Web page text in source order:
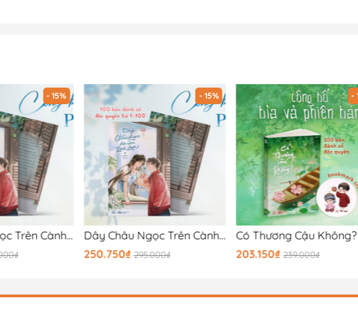
- 15%
Dây Châu Ngọc Trên Cành Linh Lan
- 15%
Dây Châu Ngọc Trên Cành Linh Lan - Bản Đặc Biệt
250.750₫ 295.000₫
-
Có Thương Cậu Không?
203.150₫ 239.000₫